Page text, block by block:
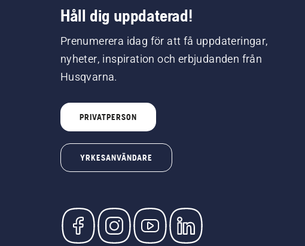
Håll dig uppdaterad!
Prenumerera idag för att få uppdateringar,
nyheter, inspiration och erbjudanden från
Husqvarna.
PRIVATPERSON
YRKESANVÄNDARE